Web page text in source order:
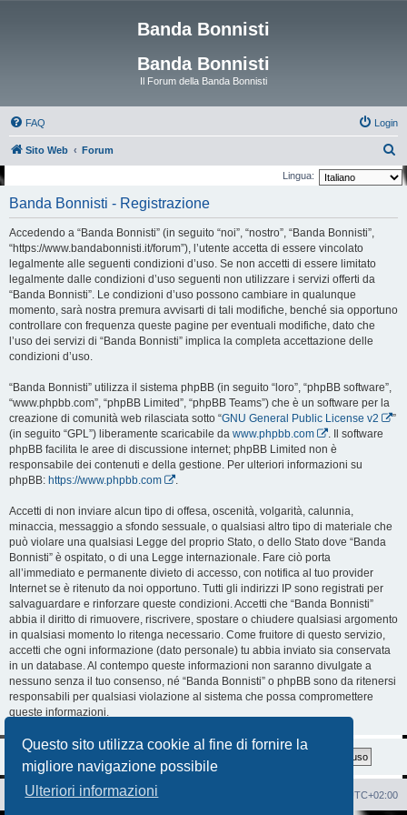
Questo sito utilizza cookie al fine di fornire la
migliore navigazione possibile
Ulteriori informazioni
Banda Bonnisti
Banda Bonnisti
Il Forum della Banda Bonnisti
FAQ Login
Sito Web Forum
e
Lingua:
Banda Bonnisti - Registrazione
Accedendo a “Banda Bonnisti” (in seguito “noi”, “nostro”, “Banda Bonnisti”,
“https://www.bandabonnisti.it/forum”), l’utente accetta di essere vincolato
legalmente alle seguenti condizioni d’uso. Se non accetti di essere limitato
legalmente dalle condizioni d’uso seguenti non utilizzare i servizi offerti da
“Banda Bonnisti”. Le condizioni d’uso possono cambiare in qualunque
momento, sarà nostra premura avvisarti di tali modifiche, benché sia opportuno
controllare con frequenza queste pagine per eventuali modifiche, dato che
l’uso dei servizi di “Banda Bonnisti” implica la completa accettazione delle
condizioni d’uso.
“Banda Bonnisti” utilizza il sistema phpBB (in seguito “loro”, “phpBB software”,
“www.phpbb.com”, “phpBB Limited”, “phpBB Teams”) che è un software per la
creazione di comunità web rilasciata sotto “GNU General Public License v2
”
(in seguito “GPL”) liberamente scaricabile da www.phpbb.com
. Il software
phpBB facilita le aree di discussione internet; phpBB Limited non è
responsabile dei contenuti e della gestione. Per ulteriori informazioni su
phpBB: https://www.phpbb.com .
Accetti di non inviare alcun tipo di offesa, oscenità, volgarità, calunnia,
minaccia, messaggio a sfondo sessuale, o qualsiasi altro tipo di materiale che
può violare una qualsiasi Legge del proprio Stato, o dello Stato dove “Banda
Bonnisti” è ospitato, o di una Legge internazionale. Fare ciò porta
all’immediato e permanente divieto di accesso, con notifica al tuo provider
Internet se è ritenuto da noi opportuno. Tutti gli indirizzi IP sono registrati per
salvaguardare e rinforzare queste condizioni. Accetti che “Banda Bonnisti”
abbia il diritto di rimuovere, riscrivere, spostare o chiudere qualsiasi argomento
in qualsiasi momento lo ritenga necessario. Come fruitore di questo servizio,
accetti che ogni informazione (dato personale) tu abbia inviato sia conservata
in un database. Al contempo queste informazioni non saranno divulgate a
nessuno senza il tuo consenso, né “Banda Bonnisti” o phpBB sono da ritenersi
responsabili per qualsiasi violazione al sistema che possa compromettere
queste informazioni.
Sito Web Forum UTC+02:00